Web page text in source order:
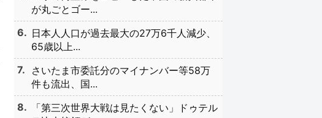
が丸ごとゴー...
日本人人口が過去最大の27万6千人減少、
65歳以上...
さいたま市委託分のマイナンバー等58万
件も流出、国...
「第三次世界大戦は見たくない」ドゥテル